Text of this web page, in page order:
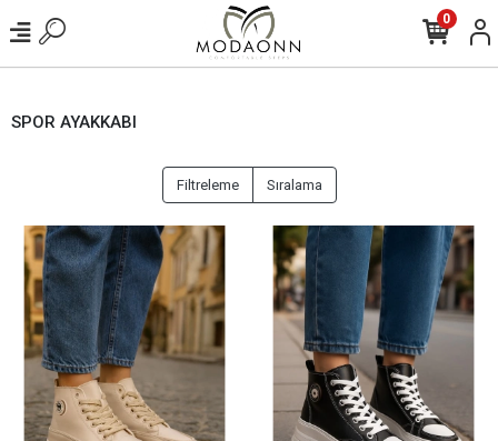
0
SPOR AYAKKABI
Filtreleme Sıralama